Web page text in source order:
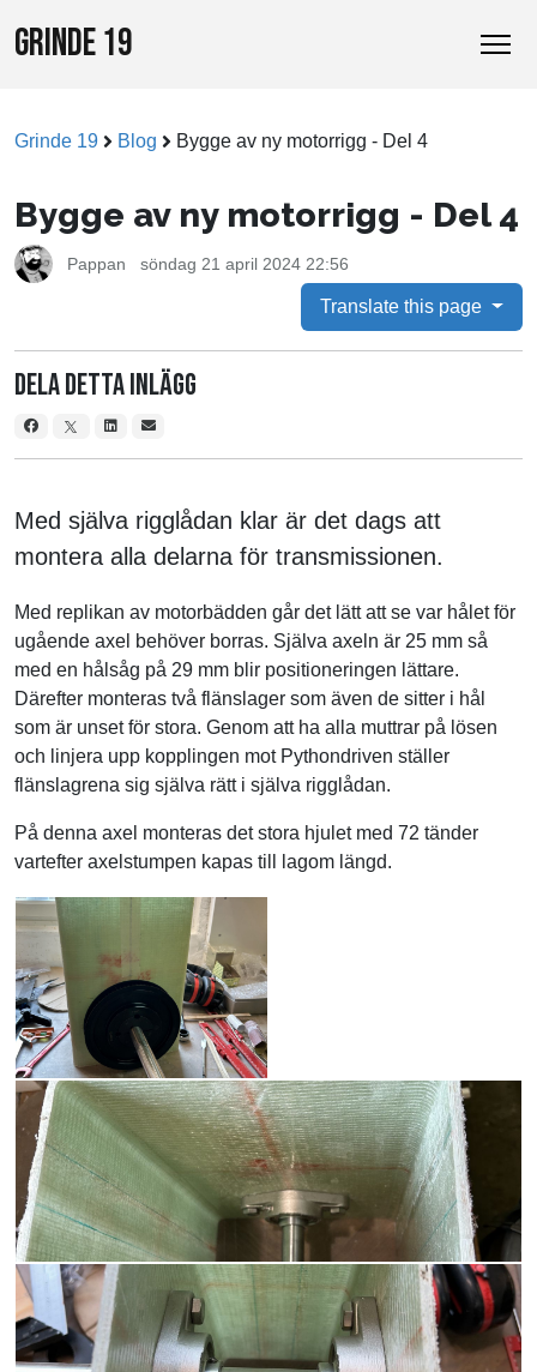
GRINDE 19
Grinde 19 Blog Bygge av ny motorrigg - Del 4
Bygge av ny motorrigg - Del 4
Pappan söndag 21 april 2024 22:56
Translate this page
Dela detta inlägg
Med själva rigglådan klar är det dags att
montera alla delarna för transmissionen.
Med replikan av motorbädden går det lätt att se var hålet för
ugående axel behöver borras. Själva axeln är 25 mm så
med en hålsåg på 29 mm blir positioneringen lättare.
Därefter monteras två flänslager som även de sitter i hål
som är unset för stora. Genom att ha alla muttrar på lösen
och linjera upp kopplingen mot Pythondriven ställer
flänslagrena sig själva rätt i själva rigglådan.
På denna axel monteras det stora hjulet med 72 tänder
vartefter axelstumpen kapas till lagom längd.